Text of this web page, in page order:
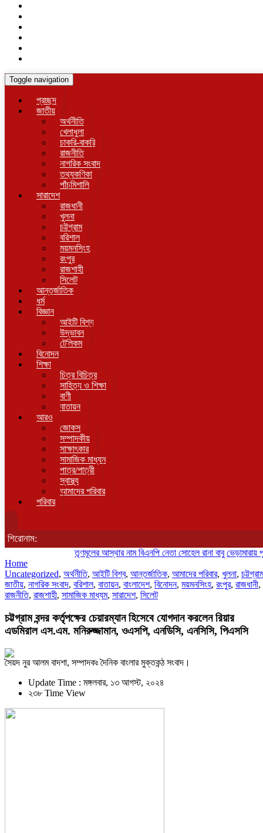
Toggle navigation
প্রচ্ছদ
জাতীয়
অর্থনীতি
খেলাধুলা
চাকরি-বাকরি
রাজনীতি
নাগরিক সংবাদ
তথ্যকণিকা
পাঁচমিশালি
সারাদেশ
রাজধানী
খুলনা
চট্টগ্রাম
বরিশাল
ময়মনসিংহ
রংপুর
রাজশাহী
সিলেট
আন্তর্জাতিক
ধর্ম
বিজ্ঞান
আইটি বিশ্ব
উদ্ভাবন
টেলিকম
বিনোদন
শিক্ষা
চিত্র বিচিত্র
সাহিত্য ও শিক্ষা
বাণী
বাতায়ন
আরও
জোকস
সম্পাদকীয়
সাক্ষাৎকার
সামাজিক মাধ্যম
পাত্র/পাত্রী
স্বাস্থ্য
আমাদের পরিবার
পরিবার
শিরোনাম:
তৃণমূলের আস্থার নাম বিএনপি নেতা সোহেল রানা বাবু ভেড়ামারায়
Home
Uncategorized, অর্থনীতি, আইটি বিশ্ব, আন্তর্জাতিক, আমাদের পরিবার, খুলনা, চট্টগ্রাম
জাতীয়, নাগরিক সংবাদ, বরিশাল, বাতায়ন, বাংলাদেশ, বিনোদন, ময়মনসিংহ, রংপুর, রাজধানী,
রাজনীতি, রাজশাহী, সামাজিক মাধ্যম, সারাদেশ, সিলেট
চট্টগ্রাম বন্দর কর্তৃপক্ষের চেয়ারম্যান হিসেবে যোগদান করলেন রিয়ার
এডমিরাল এস.এম. মনিরুজ্জামান, ওএসপি, এনডিসি, এনসিসি, পিএসসি
সৈয়দ নুর আলম বাদশা, সম্পাদকঃ দৈনিক বাংলার মুক্তকন্ঠ সংবাদ।
Update Time : মঙ্গলবার, ১৩ আগস্ট, ২০২৪
২৩৮ Time View